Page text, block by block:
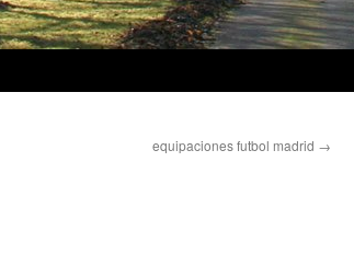
equipaciones futbol madrid →